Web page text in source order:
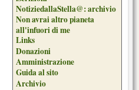
NotiziedallaStella@: archivio
Non avrai altro pianeta
all'infuori di me
Links
Donazioni
Amministrazione
Guida al sito
Archivio